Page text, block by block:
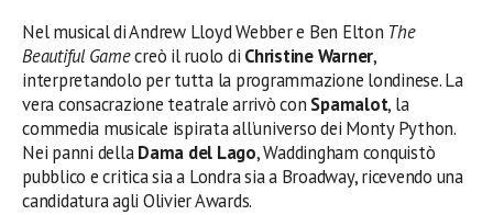
Nel musical di Andrew Lloyd Webber e Ben Elton The
Beautiful Gamecreò il ruolo di Christine Warner,
interpretandolo per tutta la programmazione londinese. La
vera consacrazione teatrale arrivò con Spamalot, la
commedia musicale ispirata all’universo dei Monty Python.
Nei panni dellaDama del Lago, Waddingham conquistò
pubblico e critica sia a Londra sia a Broadway, ricevendo una
candidatura agli Olivier Awards.